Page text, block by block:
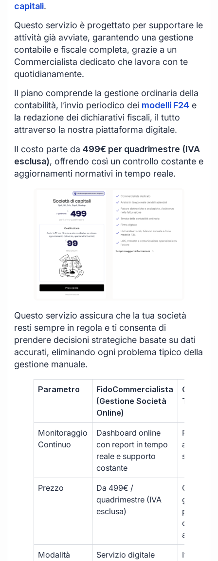
capitali.
Questo servizio è progettato per supportare le
attività già avviate, garantendo una gestione
contabile e fiscale completa, grazie a un
Commercialista dedicato che lavora con te
quotidianamente.
Il piano comprende la gestione ordinaria della
contabilità, l’invio periodico dei modelli F24 e
la redazione dei dichiarativi fiscali, il tutto
attraverso la nostra piattaforma digitale.
Il costo parte da 499€ per quadrimestre (IVA
esclusa), offrendo così un controllo costante e
aggiornamenti normativi in tempo reale.
Questo servizio assicura che la tua società
resti sempre in regola e ti consenta di
prendere decisioni strategiche basate su dati
accurati, eliminando ogni problema tipico della
gestione manuale.
Parametro
FidoCommercialista
(Gestione Società
Online)
Monitoraggio
Continuo
Dashboard online
con report in tempo
reale e supporto
costante
Report
sporadici
Prezzo
Da 499€ /
quadrimestre (IVA
esclusa)
Costi
più
ogni
Modalità
Servizio digitale
Iter